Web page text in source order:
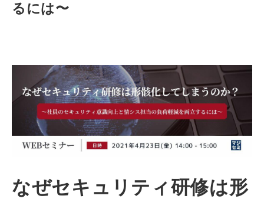
るには〜
なぜセキュリティ研修は形